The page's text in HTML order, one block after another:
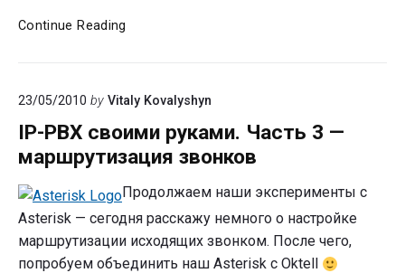
Continue Reading
и
23/05/2010 by Vitaly Kovalyshyn
IP-PBX своими руками. Часть 3 —
маршрутизация звонков
Продолжаем наши эксперименты с
Asterisk — сегодня расскажу немного о настройке
маршрутизации исходящих звонком. После чего,
попробуем объединить наш Asterisk с Oktell